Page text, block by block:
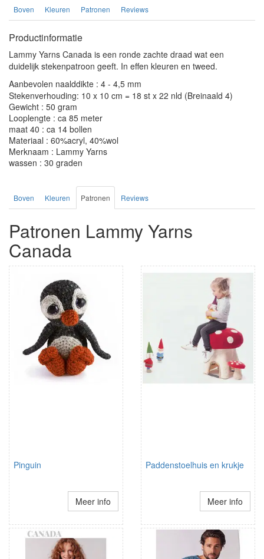
Boven Kleuren Patronen Reviews
Productinformatie
Lammy Yarns Canada is een ronde zachte draad wat een
duidelijk stekenpatroon geeft. In effen kleuren en tweed.
Aanbevolen naalddikte : 4 - 4,5 mm
Stekenverhouding: 10 x 10 cm = 18 st x 22 nld (Breinaald 4)
Gewicht : 50 gram
Looplengte : ca 85 meter
maat 40 : ca 14 bollen
Materiaal : 60%acryl, 40%wol
Merknaam : Lammy Yarns
wassen : 30 graden
Boven Kleuren Patronen Reviews
Patronen Lammy Yarns
Canada
Pinguin
Meer info
Paddenstoelhuis en krukje
Meer info